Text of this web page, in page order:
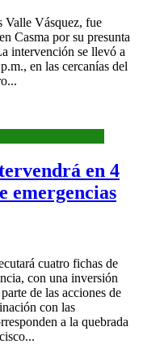
Valle Vásquez, fue
Casma por su presunta
intervención se llevó a
en las cercanías del
en 4
emergencias
cuatro fichas de
con una inversión
de las acciones de
con las
a la quebrada